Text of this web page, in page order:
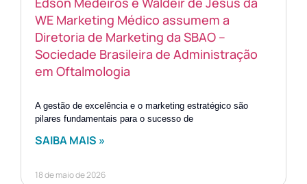
WE Marketing Médico assumem a
Diretoria de Marketing da SBAO –
Sociedade Brasileira de Administração
em Oftalmologia
A gestão de excelência e o marketing estratégico são
pilares fundamentais para o sucesso de
SAIBA MAIS »
18 de maio de 2026